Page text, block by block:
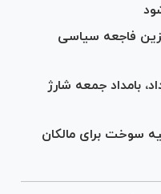
فاجعه سیاسی
خرداد، بامداد جمعه شارژ
سوخت برای مالکان